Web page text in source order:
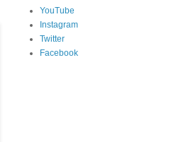
YouTube
Instagram
Twitter
Facebook